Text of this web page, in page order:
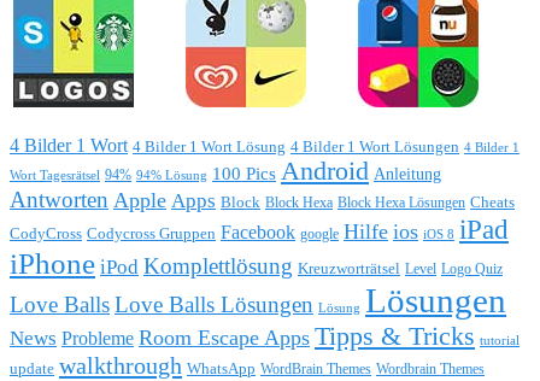
4 Bilder 1 Wort 4 Bilder 1 Wort Lösung 4 Bilder 1 Wort Lösungen 4 Bilder 1
Wort Tagesrätsel 94% 94% Lösung 100 Pics Android Anleitung
Antworten Apple Apps Block Block Hexa Block Hexa Lösungen Cheats
CodyCross Codycross Gruppen Facebook google Hilfe ios iOS 8 iPad
iPhone iPod Komplettlösung Kreuzworträtsel Level Logo Quiz
Love BallsLove Balls Lösungen Lösung Lösungen
News Probleme Room Escape Apps Tipps & Tricks tutorial
update walkthrough WhatsApp WordBrain Themes Wordbrain Themes